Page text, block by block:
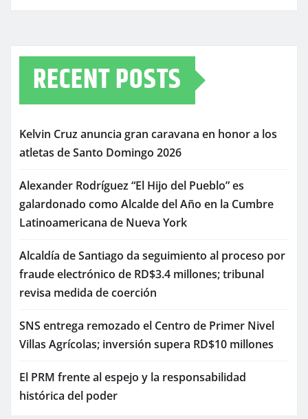
RECENT POSTS
Kelvin Cruz anuncia gran caravana en honor a los
atletas de Santo Domingo 2026
Alexander Rodríguez “El Hijo del Pueblo” es
galardonado como Alcalde del Año en la Cumbre
Latinoamericana de Nueva York
Alcaldía de Santiago da seguimiento al proceso por
fraude electrónico de RD$3.4 millones; tribunal
revisa medida de coerción
SNS entrega remozado el Centro de Primer Nivel
Villas Agrícolas; inversión supera RD$10 millones
El PRM frente al espejo y la responsabilidad
histórica del poder